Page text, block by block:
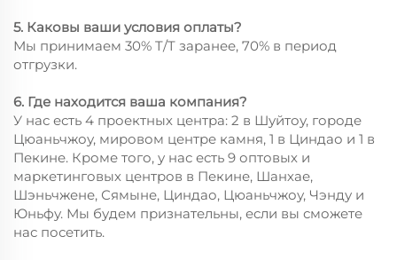
5. Каковы ваши условия оплаты?
Мы принимаем 30% T/T заранее, 70% в период
отгрузки.
6. Где находится ваша компания?
У нас есть 4 проектных центра: 2 в Шуйтоу, городе
Цюаньчжоу, мировом центре камня, 1 в Циндао и 1 в
Пекине. Кроме того, у нас есть 9 оптовых и
маркетинговых центров в Пекине, Шанхае,
Шэньчжене, Сямыне, Циндао, Цюаньчжоу, Чэнду и
Юньфу. Мы будем признательны, если вы сможете
нас посетить.